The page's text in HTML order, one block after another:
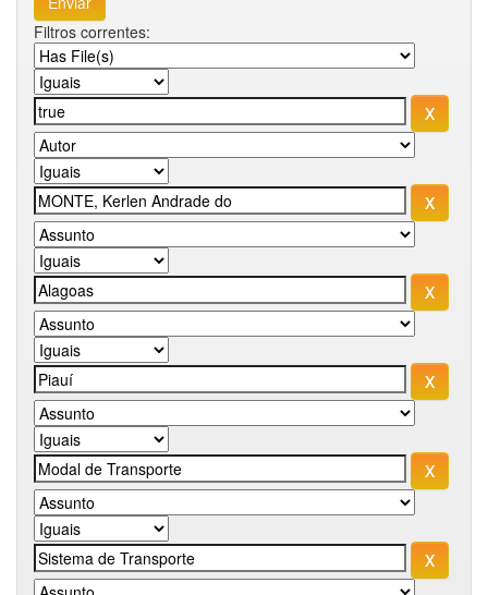
Filtros correntes: